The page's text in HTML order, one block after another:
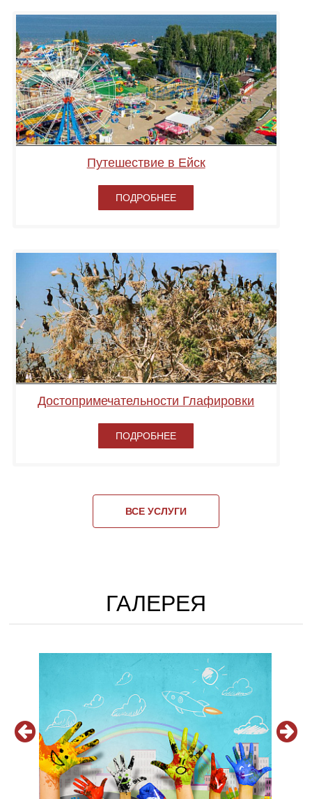
Путешествие в Ейск
ПОДРОБНЕЕ
Достопримечательности Глафировки
ПОДРОБНЕЕ
ВСЕ УСЛУГИ
ГАЛЕРЕЯ